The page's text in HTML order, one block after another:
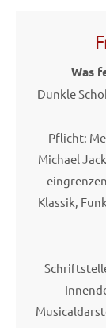
Was
Dunkle
Pflicht:
Michael
Klassik,